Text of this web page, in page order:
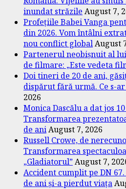
inundat străzile August 7,
Profețiile Babei Vanga
din 2026. Vom întâlni
nou conflict globalAugust
Partenerul neobișnuit al
de filmare: „Este vedeta
Doi tineri de 20 de ani,
dispărut fără urmă. Ce s-
2026
Monica Dascălu a dat jos
Transformarea
de aniAugust 7, 2026
Russell Crowe, de
Transformarea
„Gladiatorul”August 7,
Accident cumplit pe DN
de ani și-a pierdut viața